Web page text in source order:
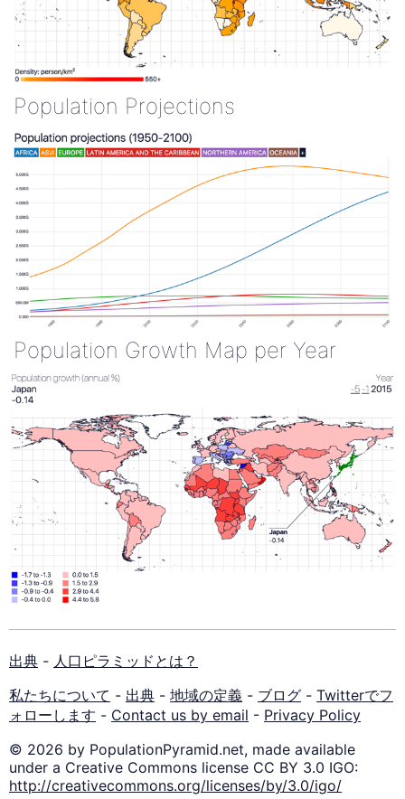
Population Projections
Population Growth Map per Year
出典 - 人口ピラミッドとは？
私たちについて - 出典 - 地域の定義 - ブログ - Twitterでフ
ォローします - Contact us by email - Privacy Policy
© 2026 by PopulationPyramid.net, made available
under a Creative Commons license CC BY 3.0 IGO:
http://creativecommons.org/licenses/by/3.0/igo/